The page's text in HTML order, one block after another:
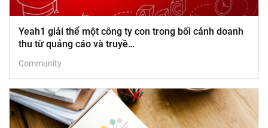
Yeah1 giải thể một công ty con trong bối cảnh doanh
thu từ quảng cáo và truyề…
Community